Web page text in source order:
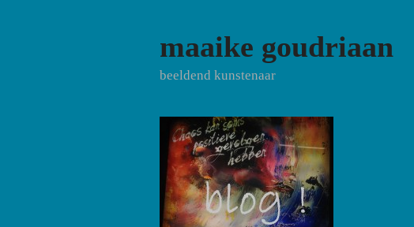
maaike goudriaan
beeldend kunstenaar